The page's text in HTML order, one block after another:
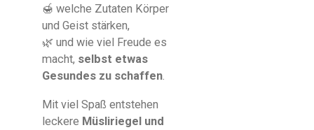
🍯 welche Zutaten Körper
und Geist stärken,
🌿 und wie viel Freude es
macht, selbst etwas
Gesundes zu schaffen.
Mit viel Spaß entstehen
leckere Müsliriegel und